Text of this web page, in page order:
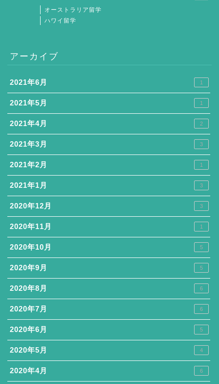
オーストラリア留学
ハワイ留学
アーカイブ
2021年6月 1
2021年5月 1
2021年4月 2
2021年3月 3
2021年2月 1
2021年1月 3
2020年12月 3
2020年11月 1
2020年10月 5
2020年9月 5
2020年8月 6
2020年7月 6
2020年6月 5
2020年5月 4
2020年4月 6